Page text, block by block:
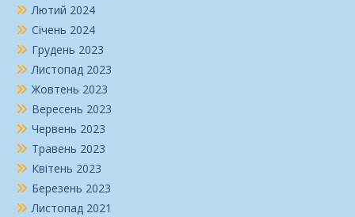
Лютий 2024
Січень 2024
Грудень 2023
Листопад 2023
Жовтень 2023
Вересень 2023
Червень 2023
Травень 2023
Квітень 2023
Березень 2023
Листопад 2021